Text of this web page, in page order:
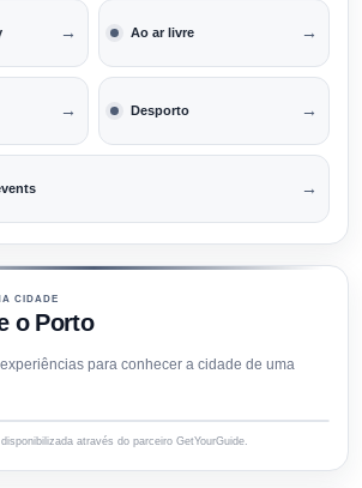
→ Ao ar livre →
→ Desporto →
→
CIDADE
o Porto
para conhecer a cidade de uma
através do parceiro GetYourGuide.